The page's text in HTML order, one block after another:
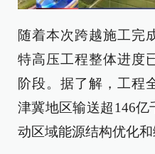
随着本次跨越施工完
特高压工程整体进度
阶段。据了解，工程
津冀地区输送超146
动区域能源结构优化和